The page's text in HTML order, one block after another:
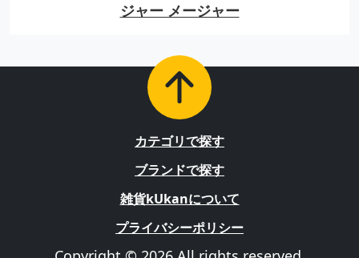
ジャー メージャー
カテゴリで探す
ブランドで探す
雑貨kUkanについて
プライバシーポリシー